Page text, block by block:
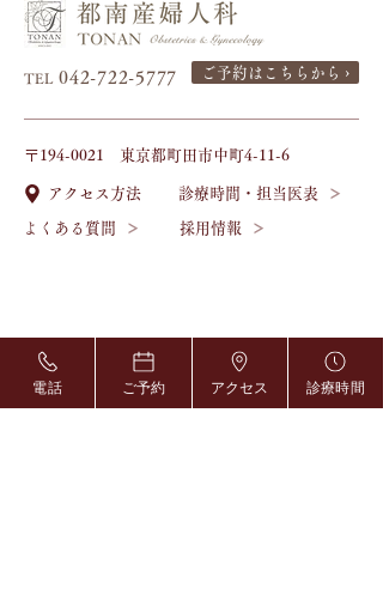
TEL 042-722-5777 ご予約はこちらから ›
〒194-0021 東京都町田市中町4-11-6
アクセス方法 診療時間・担当医表
よくある質問 採用情報
電話 ご予約 アクセス 診療時間